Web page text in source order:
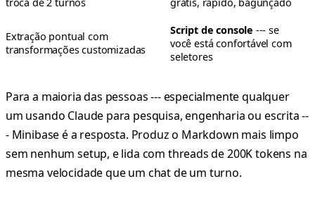
Extração pontual com
transformações customizadas
Script de console --- se
você está confortável com
seletores
Para a maioria das pessoas --- especialmente qualquer
um usando Claude para pesquisa, engenharia ou escrita --
- Minibase é a resposta. Produz o Markdown mais limpo
sem nenhum setup, e lida com threads de 200K tokens na
mesma velocidade que um chat de um turno.